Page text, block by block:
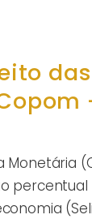
Monetária